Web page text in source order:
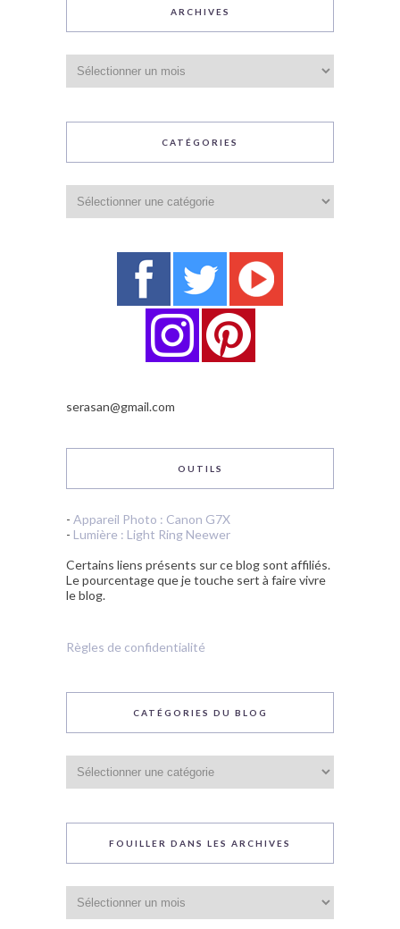
ARCHIVES
CATÉGORIES
serasan@gmail.com
OUTILS
- Appareil Photo : Canon G7X
- Lumière : Light Ring Neewer
Certains liens présents sur ce blog sont affiliés.
Le pourcentage que je touche sert à faire vivre
le blog.
Règles de confidentialité
CATÉGORIES DU BLOG
du
blog
FOUILLER DANS LES ARCHIVES
dans
les